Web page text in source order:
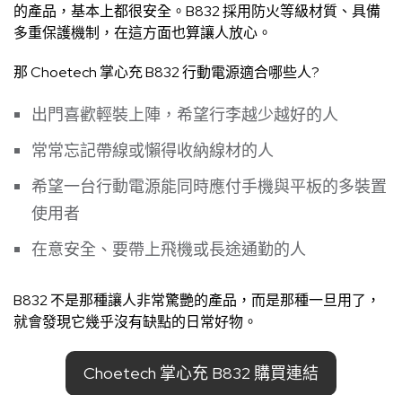
的產品，基本上都很安全。B832 採用防火等級材質、具備
多重保護機制，在這方面也算讓人放心。
那 Choetech 掌心充 B832 行動電源適合哪些人?
出門喜歡輕裝上陣，希望行李越少越好的人
常常忘記帶線或懶得收納線材的人
希望一台行動電源能同時應付手機與平板的多裝置
使用者
在意安全、要帶上飛機或長途通勤的人
B832 不是那種讓人非常驚艷的產品，而是那種一旦用了，
就會發現它幾乎沒有缺點的日常好物。
Choetech 掌心充 B832 購買連結